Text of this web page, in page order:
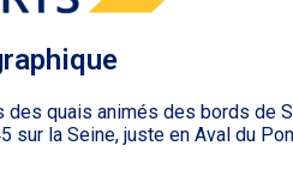
des quais animés des bords de
sur la Seine, juste en Aval du